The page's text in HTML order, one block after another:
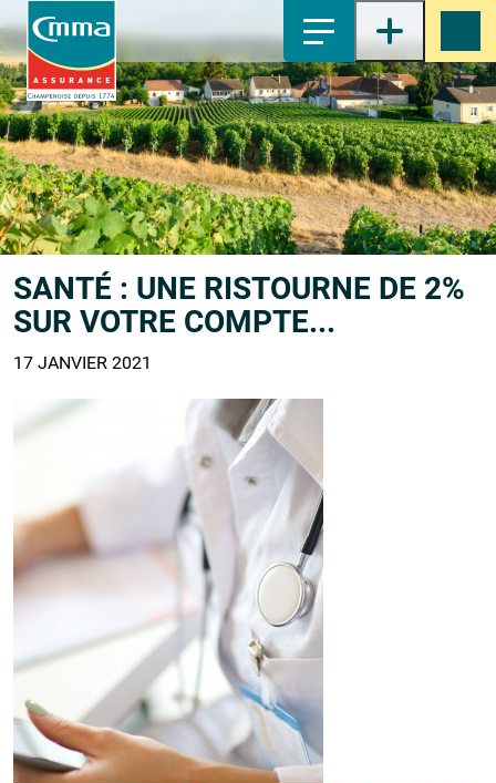
1- Contenu principal
2-Menu principal
3-Pied de page
4-Recherche
SANTÉ : UNE RISTOURNE DE 2%
SUR VOTRE COMPTE...
17 JANVIER 2021